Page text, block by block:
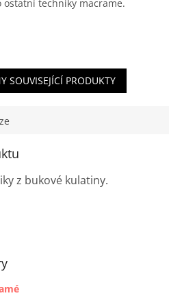
techniky macrame.
SOUVISEJÍCÍ PRODUKTY
z bukové kulatiny.